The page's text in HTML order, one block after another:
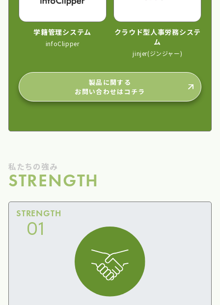
学籍管理システム
infoClipper
クラウド型人事労務システ
ム
jinjer(ジンジャー)
製品に関する
お問い合わせはコチラ
私たちの強み
STRENGTH
STRENGTH
01